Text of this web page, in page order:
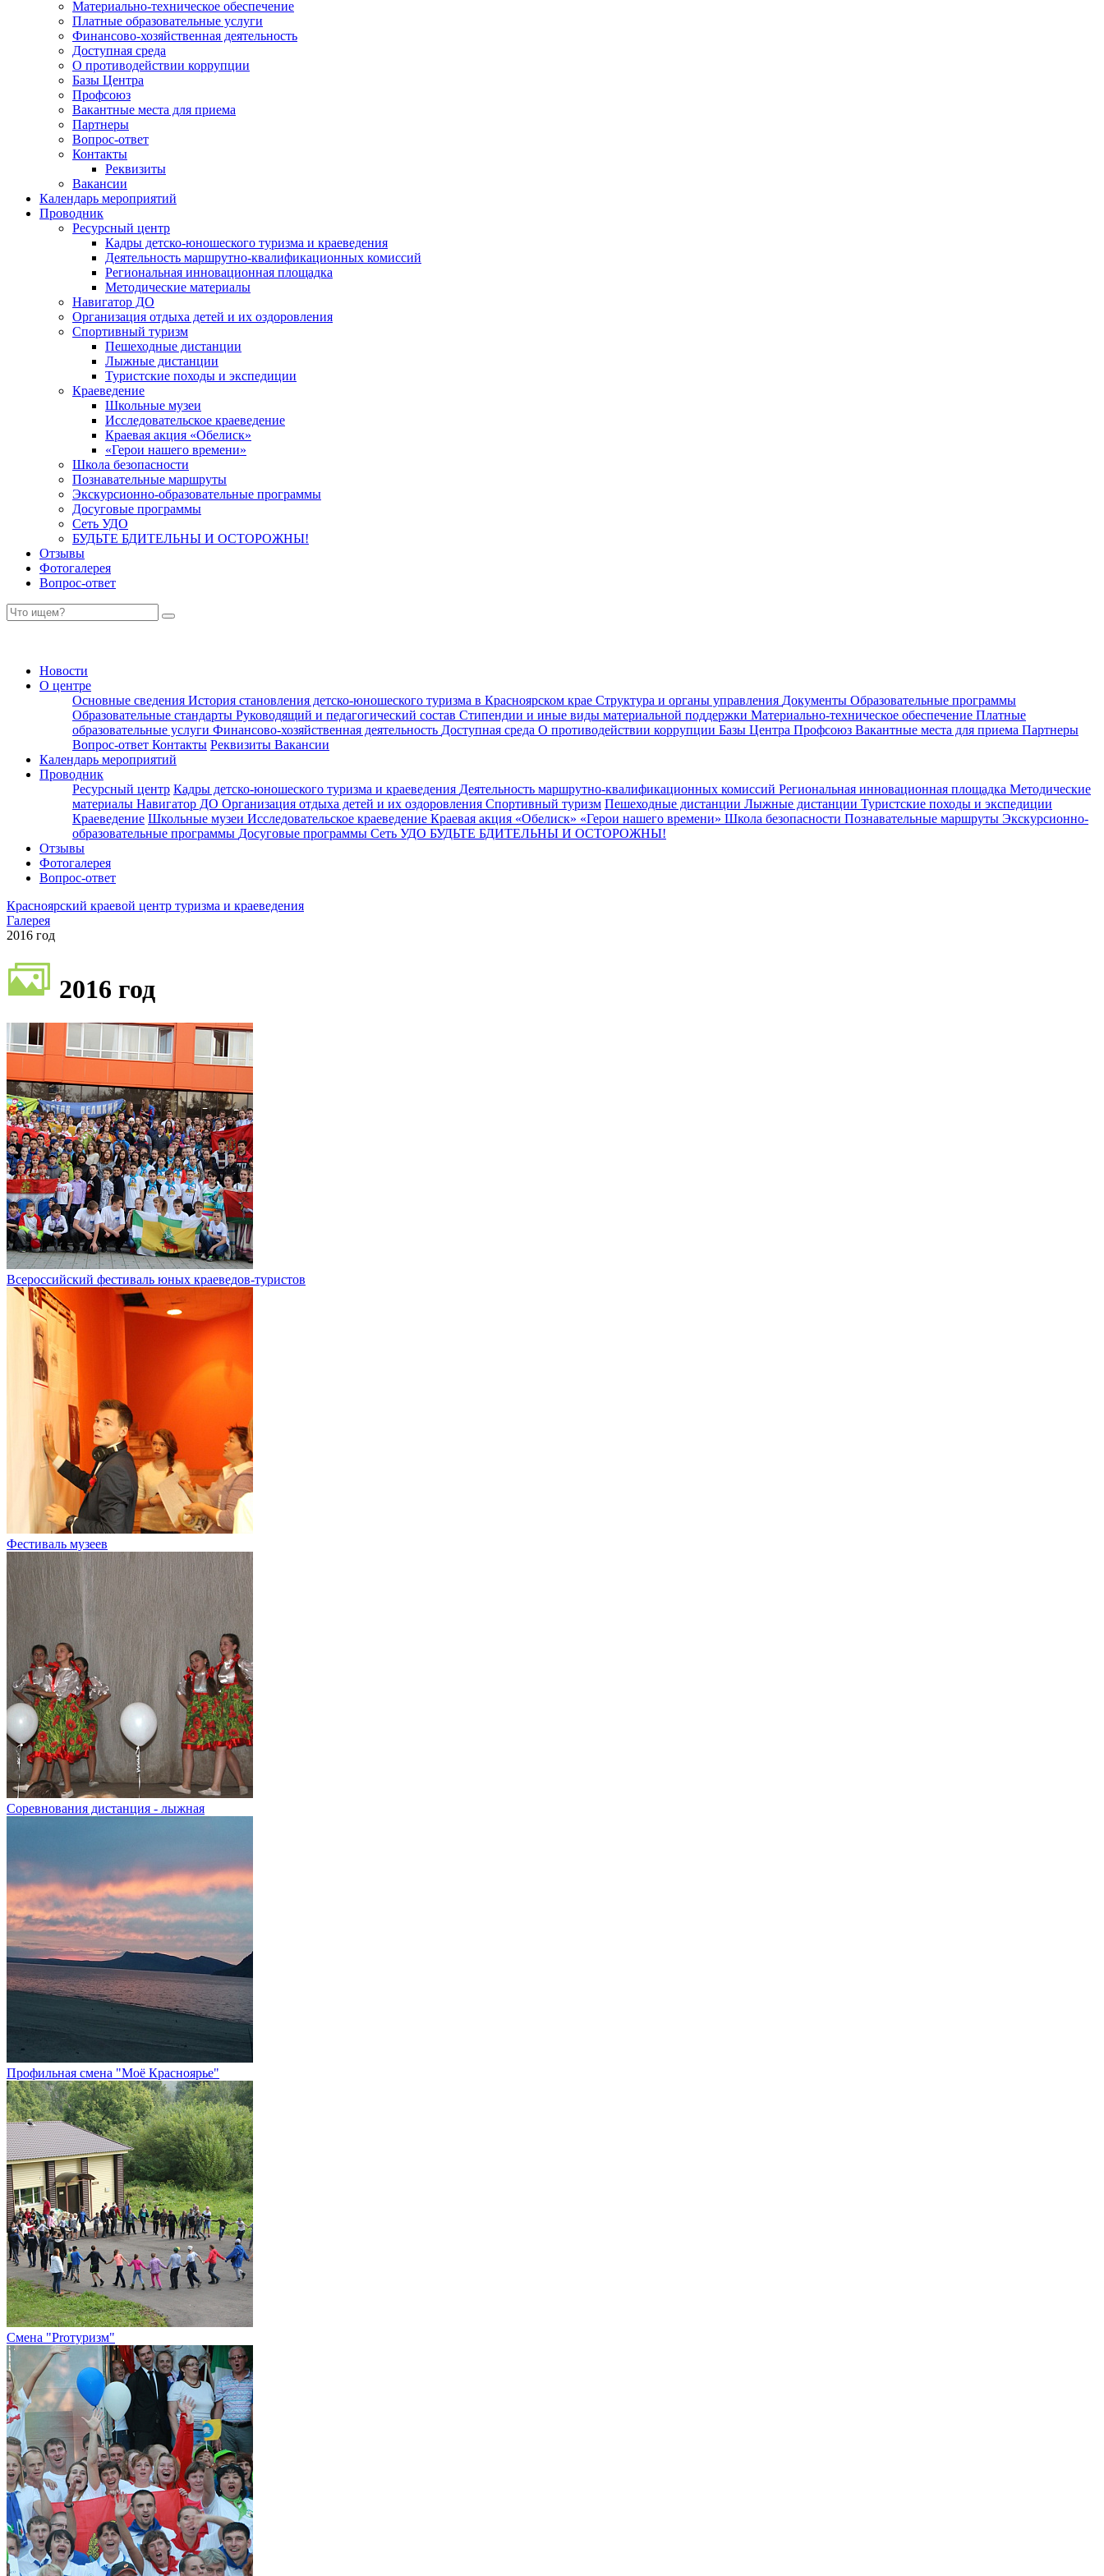
Материально-техническое обеспечение
Платные образовательные услуги
Финансово-хозяйственная деятельность
Доступная среда
О противодействии коррупции
Базы Центра
Профсоюз
Вакантные места для приема
Партнеры
Вопрос-ответ
Контакты
Реквизиты
Вакансии
Календарь мероприятий
Проводник
Ресурсный центр
Кадры детско-юношеского туризма и краеведения
Деятельность маршрутно-квалификационных комиссий
Региональная инновационная площадка
Методические материалы
Навигатор ДО
Организация отдыха детей и их оздоровления
Спортивный туризм
Пешеходные дистанции
Лыжные дистанции
Туристские походы и экспедиции
Краеведение
Школьные музеи
Исследовательское краеведение
Краевая акция «Обелиск»
«Герои нашего времени»
Школа безопасности
Познавательные маршруты
Экскурсионно-образовательные программы
Досуговые программы
Сеть УДО
БУДЬТЕ БДИТЕЛЬНЫ И ОСТОРОЖНЫ!
Отзывы
Фотогалерея
Вопрос-ответ
Новости
О центре
Основные сведения История становления детско-юношеского туризма в Красноярском крае Структура и органы управления Документы Образовательные программы
Образовательные стандарты Руководящий и педагогический состав Стипендии и иные виды материальной поддержки Материально-техническое обеспечение Платные
образовательные услуги Финансово-хозяйственная деятельность Доступная среда О противодействии коррупции Базы Центра Профсоюз Вакантные места для приема Партнеры
Вопрос-ответ Контакты Реквизиты Вакансии
Календарь мероприятий
Проводник
Ресурсный центр Кадры детско-юношеского туризма и краеведения Деятельность маршрутно-квалификационных комиссий Региональная инновационная площадка Методические
материалы Навигатор ДО Организация отдыха детей и их оздоровления Спортивный туризм Пешеходные дистанции Лыжные дистанции Туристские походы и экспедиции
Краеведение Школьные музеи Исследовательское краеведение Краевая акция «Обелиск» «Герои нашего времени» Школа безопасности Познавательные маршруты Экскурсионно-
образовательные программы Досуговые программы Сеть УДО БУДЬТЕ БДИТЕЛЬНЫ И ОСТОРОЖНЫ!
Отзывы
Фотогалерея
Вопрос-ответ
Красноярский краевой центр туризма и краеведения
Галерея
2016 год
2016 год
Всероссийский фестиваль юных краеведов-туристов
Фестиваль музеев
Соревнования дистанция - лыжная
Профильная смена "Моё Красноярье"
Смена "Proтуризм"